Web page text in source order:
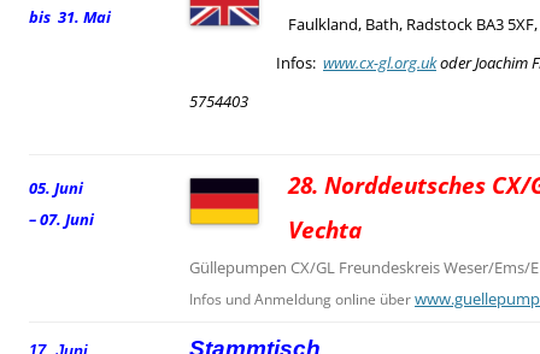
bis 31. Mai
Faulkland, Bath, Radstock BA3
Infos: www.cx-gl.org.ukoder Joachim
5754403
05. Juni
– 07. Juni
28. Norddeutsches CX/
Vechta
Güllepumpen CX/GL Freundeskreis Weser/Ems/
Infos und Anmeldung online über
Stammtisch